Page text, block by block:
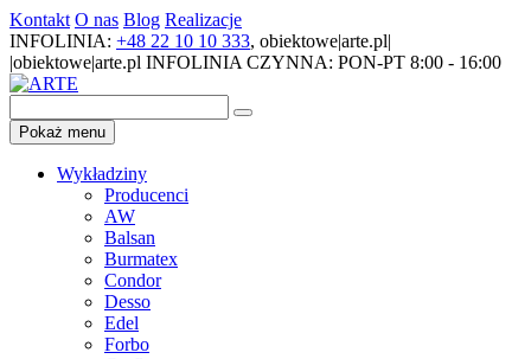
Kontakt O nas Blog Realizacje
INFOLINIA: +48 22 10 10 333, obiektowe|arte.pl|
|obiektowe|arte.pl INFOLINIA CZYNNA: PON-PT 8:00 - 16:00
Pokaż menu
Wykładziny
Producenci
AW
Balsan
Burmatex
Condor
Desso
Edel
Forbo